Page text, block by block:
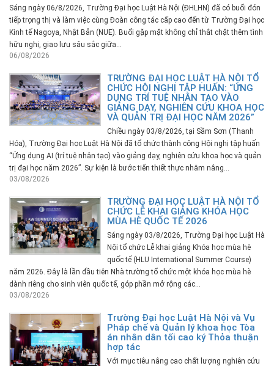
Sáng ngày 06/8/2026, Trường Đại học Luật Hà Nội (ĐHLHN) đã có buổi đón
tiếp trọng thị và làm việc cùng Đoàn công tác cấp cao đến từ Trường Đại học
Kinh tế Nagoya, Nhật Bản (NUE). Buổi gặp mặt không chỉ thắt chặt thêm tình
hữu nghị, giao lưu sâu sắc giữa...
06/08/2026
TRƯỜNG ĐẠI HỌC LUẬT HÀ NỘI TỔ
CHỨC HỘI NGHỊ TẬP HUẤN: “ỨNG
DỤNG TRÍ TUỆ NHÂN TẠO VÀO
GIẢNG DẠY, NGHIÊN CỨU KHOA HỌC
VÀ QUẢN TRỊ ĐẠI HỌC NĂM 2026”
Chiều ngày 03/8/2026, tại Sầm Sơn (Thanh
Hóa), Trường Đại học Luật Hà Nội đã tổ chức thành công Hội nghị tập huấn
“Ứng dụng AI (trí tuệ nhân tạo) vào giảng dạy, nghiên cứu khoa học và quản
trị đại học năm 2026”. Sự kiện là bước tiến thiết thực nhằm nâng...
03/08/2026
TRƯỜNG ĐẠI HỌC LUẬT HÀ NỘI TỔ
CHỨC LỄ KHAI GIẢNG KHÓA HỌC
MÙA HÈ QUỐC TẾ 2026
Sáng ngày 03/8/2026, Trường Đại học Luật Hà
Nội tổ chức Lễ khai giảng Khóa học mùa hè
quốc tế (HLU International Summer Course)
năm 2026. Đây là lần đầu tiên Nhà trường tổ chức một khóa học mùa hè
dành riêng cho sinh viên quốc tế, góp phần mở rộng các...
03/08/2026
Trường Đại học Luật Hà Nội và Vụ
Pháp chế và Quản lý khoa học Tòa
án nhân dân tối cao ký Thỏa thuận
hợp tác
Với mục tiêu nâng cao chất lượng nghiên cứu